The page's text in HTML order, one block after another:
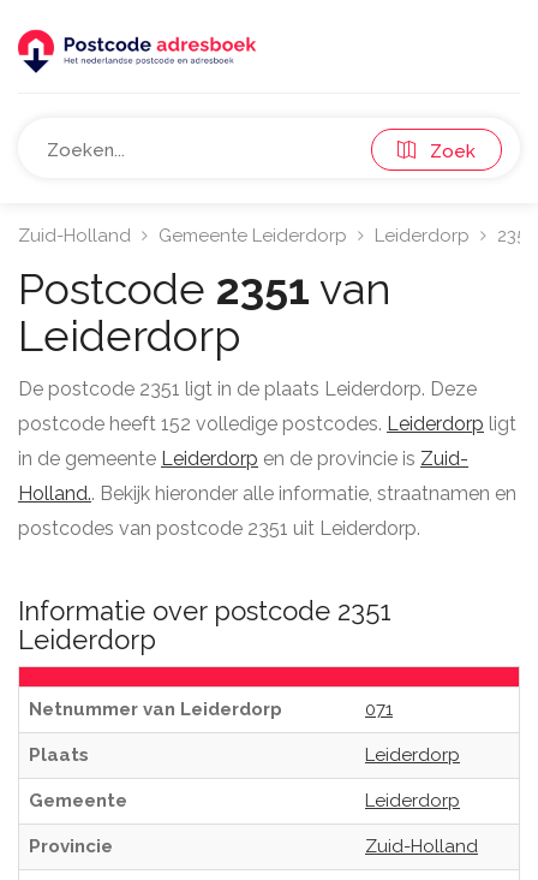
Zoek
Zuid-Holland Gemeente Leiderdorp Leiderdorp 2351
Postcode 2351 van
Leiderdorp
De postcode 2351 ligt in de plaats Leiderdorp. Deze
postcode heeft 152 volledige postcodes. Leiderdorp ligt
in de gemeente Leiderdorp en de provincie is Zuid-
Holland.. Bekijk hieronder alle informatie, straatnamen en
postcodes van postcode 2351 uit Leiderdorp.
Informatie over postcode 2351
Leiderdorp
Netnummer van Leiderdorp 071
Plaats Leiderdorp
Gemeente Leiderdorp
Provincie Zuid-Holland